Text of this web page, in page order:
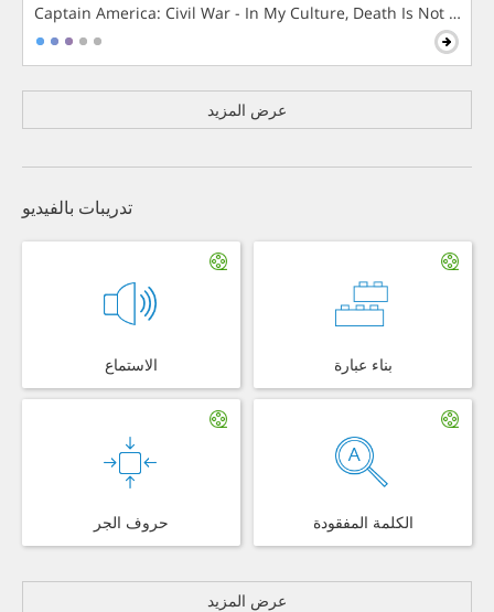
Captain America: Civil War - In My Culture, Death Is Not The
عرض المزيد
تدريبات بالفيديو
الاستماع بناء عبارة
حروف الجر الكلمة المفقودة
عرض المزيد